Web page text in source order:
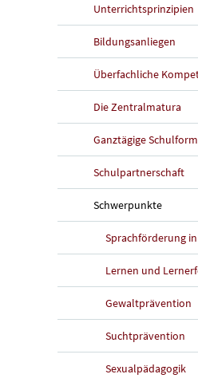
Unterrichtsprinzipien
Bildungsanliegen
Überfachliche
Die Zentralmatura
Ganztägige
Schulpartnerschaft
Schwerpunkte
Sprachförderung
Lernen und
Gewaltprävention
Suchtprävention
Sexualpädagogik